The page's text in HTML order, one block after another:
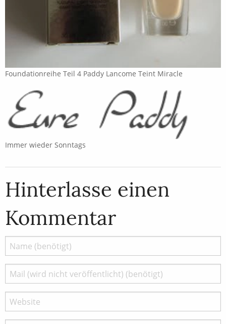
Foundationreihe Teil 4 Paddy Lancome Teint Miracle
Immer wieder Sonntags
Hinterlasse einen
Kommentar